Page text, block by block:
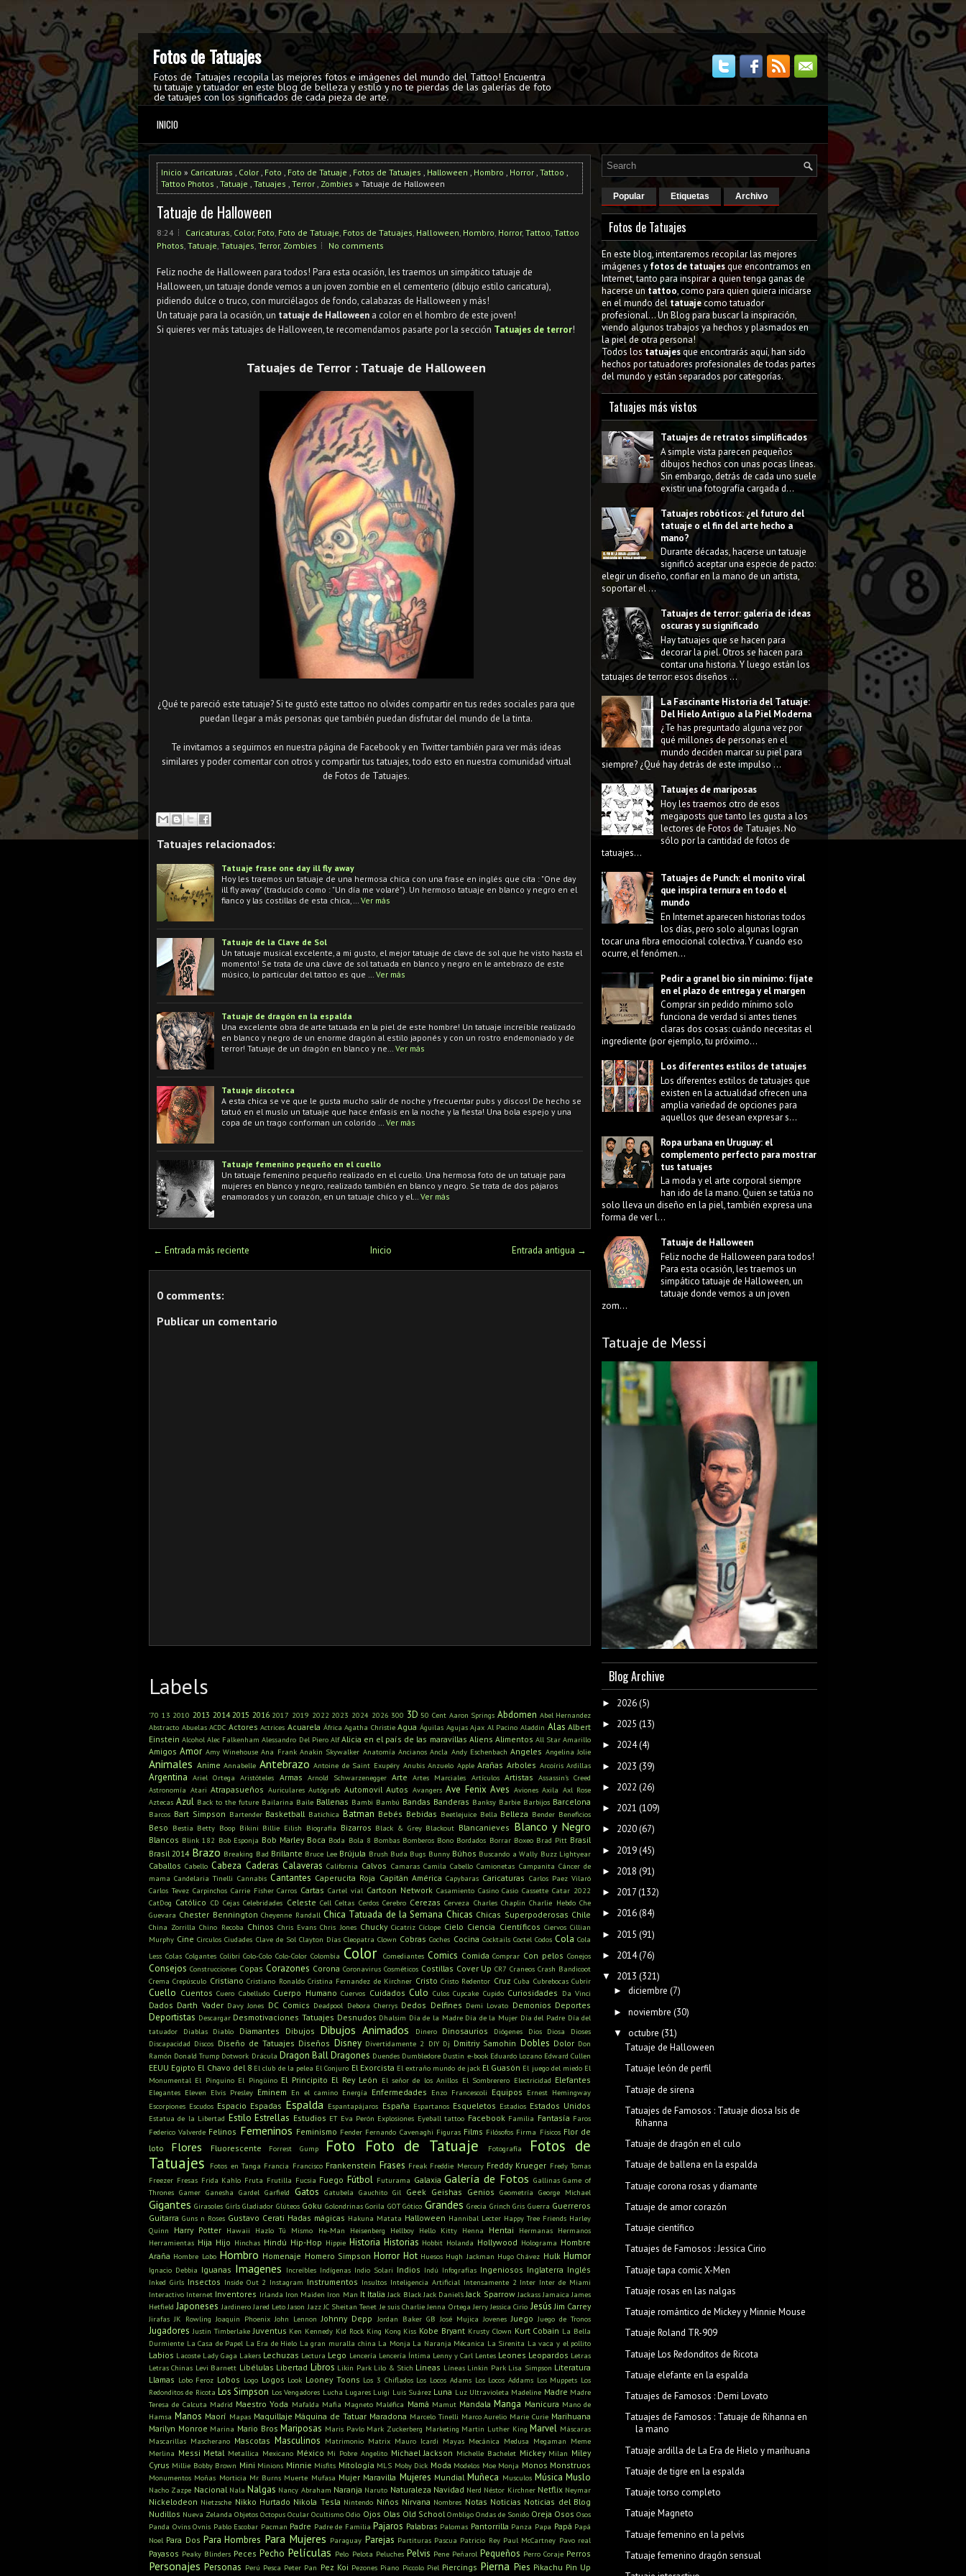
Fotos de Tatuajes
Fotos de Tatuajes recopila las mejores fotos e imágenes del mundo del Tattoo! Encuentra
tu tatuaje y tatuador en este blog de belleza y estilo y no te pierdas de las galerías de foto
de tatuajes con los significados de cada pieza de arte.
INICIO
Inicio » Caricaturas , Color , Foto , Foto de Tatuaje , Fotos de Tatuajes , Halloween , Hombro , Horror , Tattoo ,
Tattoo Photos , Tatuaje , Tatuajes , Terror , Zombies » Tatuaje de Halloween
Tatuaje de Halloween
8:24 Caricaturas, Color, Foto, Foto de Tatuaje, Fotos de Tatuajes, Halloween, Hombro, Horror, Tattoo, Tattoo
Photos, Tatuaje, Tatuajes, Terror, Zombies No comments
Feliz noche de Halloween para todos! Para esta ocasión, les traemos un simpático tatuaje de
Halloween, un tatuaje donde vemos a un joven zombie en el cementerio (dibujo estilo caricatura),
pidiendo dulce o truco, con murciélagos de fondo, calabazas de Halloween y más!
Un tatuaje para la ocasión, un tatuaje de Halloween a color en el hombro de este joven!
Si quieres ver más tatuajes de Halloween, te recomendamos pasarte por la sección Tatuajes de terror!
Tatuajes de Terror : Tatuaje de Halloween
¿Qué te pareció este tatuaje? Si te gustó este tattoo no olvides compartir en tus redes sociales para que
puedan llegar a más personas que también puedan disfrutar del mundo de la tinta.
Te invitamos a seguirnos en nuestra página de Facebook y en Twitter también para ver más ideas
similares y poder comentar con otros y compartir tus tatuajes, todo esto en nuestra comunidad virtual
de Fotos de Tatuajes.
Tatuajes relacionados:
Tatuaje frase one day ill fly away
Hoy les traemos un tatuaje de una hermosa chica con una frase en inglés que cita : "One day
ill fly away" (traducido como : "Un día me volaré"). Un hermoso tatuaje en blanco y negro en el
fianco y las costillas de esta chica,…
Ver más
Tatuaje de la Clave de Sol
Un tatuaje musical excelente, a mi gusto, el mejor tatuaje de clave de sol que he visto hasta el
momento! Se trata de una clave de sol tatuada en blanco y negro en le antebrazo de este
músico, lo particular del tattoo es que …
Ver más
Tatuaje de dragón en la espalda
Una excelente obra de arte tatuada en la piel de este hombre! Un tatuaje increíble realizado
en blanco y negro de un enorme dragón al estilo japonés y con un rostro endemoniado y de
terror! Tatuaje de un dragón en blanco y ne…
Ver más
Tatuaje discoteca
A esta chica se ve que le gusta mucho salir de noche y frecuentar pubs y discos! De hecho se
tatuó en el muslo un tatuaje que hace énfasis en la noche y la fiesta! Una bola espejo y una
copa de un trago conforman un colorido …
Ver más
Tatuaje femenino pequeño en el cuello
Un tatuaje femenino pequeño realizado en el cuello. Una hermosa foto de un tatuaje para
mujeres en blanco y negro, realizado también en blanco y negro. Se trata de dos pájaros
enamorados y un corazón, en un tatuaje chico y el…
Ver más
← Entrada más reciente Entrada antigua →
Inicio
0 comments:
Publicar un comentario
Labels
'70 13 2010 2013 2014 2015 2016 2017 2019 2022 2023 2024 2026 300 3D 50 Cent Aaron Springs Abdomen Abel Hernandez
Abstracto Abuelas ACDC Actores Actrices Acuarela África Agatha Christie Agua Águilas Agujas Ajax Al Pacino Aladdin Alas Albert
Einstein Alcohol Alec Falkenham Alessandro Del Piero Alf Alicia en el país de las maravillas Aliens Alimentos All Star Amarillo
Amigos Amor Amy Winehouse Ana Frank Anakin Skywalker Anatomía Ancianos Ancla Andy Eschenbach Angeles Angelina Jolie
Animales Anime Annabelle Antebrazo Antoine de Saint Exupéry Anubis Anzuelo Apple Arañas Arboles Arcoíris Ardillas
Argentina Ariel Ortega Aristóteles Armas Arnold Schwarzenegger Arte Artes Marciales Artículos Artistas Assassin's Creed
Astronomía Atari Atrapasueños Auriculares Autógrafo Automovil Autos Avangers Ave Fenix Aves Aviones Axila Axl Rose
Aztecas Azul Back to the future Bailarina Baile Ballenas Bambi Bambú Bandas Banderas Banksy Barbie Barbijos Barcelona
Barcos Bart Simpson Bartender Basketball Batichica Batman Bebés Bebidas Beetlejuice Bella Belleza Bender Beneficios
Beso Bestia Betty Boop Bikini Billie Eilish Biografía Bizarros Black & Grey Blackout Blancanieves Blanco y Negro
Blancos Blink 182 Bob Esponja Bob Marley Boca Boda Bola 8 Bombas Bomberos Bono Bordados Borrar Boxeo Brad Pitt Brasil
Brasil 2014 Brazo Breaking Bad Brillante Bruce Lee Brújula Brush Buda Bugs Bunny Búhos Buscando a Wally Buzz Lightyear
Caballos Cabello Cabeza Caderas Calaveras California Calvos Camaras Camila Cabello Camionetas Campanita Cáncer de
mama Candelaria Tinelli Cannabis Cantantes Caperucita Roja Capitán América Capybaras Caricaturas Carlos Paez Vilaró
Carlos Tevez Carpinchos Carrie Fisher Carros Cartas Cartel víal Cartoon Network Casamiento Casino Casio Cassette Catar 2022
CatDog Católico CD Cejas Celebridades Celeste Cell Celtas Cerdos Cerebro Cerezas Cerveza Charles Chaplin Charlie Hebdo Che
Guevara Chester Bennington Cheyenne Randall Chica Tatuada de la Semana Chicas Chicas Superpoderosas Chile
China Zorrilla Chino Recoba Chinos Chris Evans Chris Jones Chucky Cicatriz Cíclope Cielo Ciencia Científicos Ciervos Cillian
Murphy Cine Circulos Ciudades Clave de Sol Clayton Días Cleopatra Clown Cobras Coches Cocina Cocktails Coctel Codos Cola Cola
Less Colas Colgantes Colibrí Colo-Colo Colo-Color Colombia Color Comediantes Comics Comida Comprar Con pelos Conejos
Consejos Construcciones Copas Corazones Corona Coronavirus Cosméticos Costillas Cover Up CR7 Craneos Crash Bandicoot
Crema Crepúsculo Cristiano Cristiano Ronaldo Cristina Fernandez de Kirchner Cristo Cristo Redentor Cruz Cuba Cubrebocas Cubrir
Cuello Cuentos Cuero Cabelludo Cuerpo Humano Cuervos Cuidados Culo Culos Cupcake Cupido Curiosidades Da Vinci
Dados Darth Vader Davy Jones DC Comics Deadpool Debora Cherrys Dedos Delfines Demi Lovato Demonios Deportes
Deportistas Descargar Desmotivaciones Tatuajes Desnudos Dhalsim Día de la Madre Día de la Mujer Día del Padre Día del
tatuador
Diablas Diablo Diamantes Dibujos Dibujos Animados Dinero Dinosaurios Diógenes Dios Diosa
Dioses
Discapacidad Discos Diseño de Tatuajes Diseños Disney Divertidamente 2 DIY Dj Dmitriy Samohin Dobles Dolor Don
Ramón Donald Trump Dotwork Drácula Dragon BallDragones Duendes Dumbledore Dustin e-book Eduardo Lozano Edward Cullen
EEUU Egipto El Chavo del 8 El club de la pelea El Conjuro El Exorcista El extraño mundo de jack El Guasón El juego del miedo El
Monumental El Pinguino El Pingüino El Principito El Rey León El señor de los Anillos El Sombrerero Electricidad Elefantes
Elegantes Eleven Elvis Presley Eminem En el camino Energía Enfermedades Enzo Francescoli Equipos Ernest Hemingway
Escorpiones Escudos Espacio Espadas Espalda Espantapájaros España Espartanos Esqueletos Estadios Estados Unidos
Estatua de la Libertad Estilo Estrellas Estudios ET Eva Perón Explosiones Eyeball tattoo Facebook Familia Fantasía Faros
Federico Valverde Felinos Femeninos Feminismo Fender Fernando Cavenaghi Figuras Films Filósofos Firma Físicos Flor de
loto
Flores Fluorescente Forrest Gump Foto Foto de Tatuaje Fotografía
Fotos de
Tatuajes
Fotos en Tanga Francia Francisco Frankenstein Frases Freak Freddie Mercury Freddy Krueger Fredy Tomas
Freezer Fresas Frida Kahlo Fruta Frutilla Fucsia Fuego Fútbol Futurama Galaxia Galería de Fotos Gallinas Game of
Thrones Gamer Ganesha Gardel Garfield Gatos Gatubela Gauchito Gil Geek Geishas Genios Geometría George Michael
Gigantes Girasoles Girls Gladiador Glúteos Goku Golondrinas Gorila GOT Gótico Grandes Grecia Grinch Gris Guerra Guerreros
Guitarra Guns n Roses Gustavo Cerati Hadas mágicas Hakuna Matata Halloween Hannibal Lecter Happy Tree Friends Harley
Quinn
Harry Potter Hawaii Hazlo Tú Mismo He-Man Heisenberg Hellboy Hello Kitty Henna Hentai Hermanas Hermanos
Herramientas Hija Hijo Hinchas Hindú Hip-Hop Hippie Historia Historias Hobbit Holanda Hollywood Holograma Hombre
Araña Hombre Lobo Hombro Homenaje Homero Simpson Horror Hot Huesos Hugh Jackman Hugo Chávez Hulk Humor
Ignacio Debbia Iguanas Imagenes Increíbles Indígenas Indio Solari Indios Indú Infografías Ingeniosos Inglaterra Inglés
Inked Girls Insectos Inside Out 2 Instagram Instrumentos Insultos Inteligencia Artificial Intensamente 2 Inter Inter de Miami
Interactivo Internet Inventores Irlanda Iron Maiden Iron Man It Italia Jack Black Jack Daniel's Jack Sparrow Jackass Jamaica James
Hetfield Japoneses Jardinero Jared Leto Jason Jazz JC Sheitan Tenet Je suis Charlie Jenna Ortega Jerry Jessica Cirio Jesús Jim Carrey
Jirafas JK Rowling Joaquin Phoenix John Lennon Johnny Depp Jordan Baker GB José Mujica Jovenes Juego Juego de Tronos
Jugadores Justin Timberlake Juventus Ken Kennedy Kid Rock King Kong Kiss Kobe Bryant Krusty Clown Kurt Cobain La Bella
Durmiente La Casa de Papel La Era de Hielo La gran muralla china La Monja La Naranja Mécanica La Sirenita La vaca y el pollito
Labios Lacoste Lady Gaga Lakers Lechuzas Lectura Lego Lencería Lencería Íntima Lenny y Carl Lentes Leones Leopardos Letras
Letras Chinas Levi Barnett Libélulas Libertad Libros Likin Park Lilo & Stich Lineas Líneas Linkin Park Lisa Simpson Literatura
Llamas Lobo Feroz Lobos Logo Logos Look Looney Toons Los 3 Chiflados Los Locos Adams Los Locos Addams Los Muppets Los
Redonditos de Ricota Los Simpson Los Vengadores Lucha Lugares Luigi Luis Suárez Luna Luz Ultravioleta Madeline Madre Madre
Teresa de Calcuta Madrid Maestro Yoda Mafalda Mafia Magneto Maléfica Mamá Mamut Mandala Manga Manicura Mano de
Hamsa Manos Maorí Mapas Maquillaje Máquina de Tatuar Maradona Marcelo Tinelli Marco Aurelio Marie Curie Marihuana
Marilyn Monroe Marina Mario Bros Mariposas Maris Pavlo Mark Zuckerberg Marketing Martin Luther King Marvel Máscaras
Mascarillas Mascherano Mascotas Masculinos Matrimonio Matrix Mauro Icardi Mayas Mecánica Medusa Megaman Meme
Merlina Messi Metal Metallica Mexicano México Mi Pobre Angelito Michael Jackson Michelle Bachelet Mickey Milan Miley
Cyrus Millie Bobby Brown Mini Minions Minnie Misfits Mitología MLS Moby Dick Moda Modelos Moe Monja Monos Monstruos
Monumentos Moñas Morticia Mr Burns Muerte Mufasa Mujer Maravilla Mujeres Mundial Muñeca Musculos Música Muslo
Nacho Zazpe Nacional Nala Nalgas Nancy Abraham Naranja Naruto Naturaleza Navidad Nerd Néstor Kirchner Netflix Neymar
Nickelodeon Nietzsche Nikko Hurtado Nikola Tesla Nintendo Niños Nirvana Nombres Notas Noticias Noticias del Blog
Nudillos Nueva Zelanda Objetos Octopus Ocular Ocultismo Odio Ojos Olas Old School Ombligo Ondas de Sonido Oreja Osos Osos
Panda Ovins Ovnis Pablo Escobar Pacman Padre Padre de Familia Pajaros Palabras Palomas Pantorrilla Panza Papa Papá Papá
Noel Para Dos Para Hombres Para Mujeres Paraguay Parejas Partituras Pascua Patricio Rey Paul McCartney Pavo real
Payasos Peaky Blinders Peces Pecho Películas Pelo Pelota Peluches Pelvis Pene Peñarol Pequeños Perro Coraje Perros
Personajes Personas Perú Pesca Peter Pan Pez Koi Pezones Piano Piccolo Piel Piercings Pierna Pies Pikachu Pin Up
Popular Etiquetas Archivo
Fotos de Tatuajes
En este blog, intentaremos recopilar las mejores
imágenes y fotos de tatuajesque encontramos en
Internet, tanto para inspirar a quien tenga ganas de
hacerse un tattoo, como para quien quiera iniciarse
en el mundo del tatuajecomo tatuador
profesional... Un Blog para buscar la inspiración,
viendo algunos trabajos ya hechos y plasmados en
la piel de otra persona!
Todos los tatuajesque encontrarás aquí, han sido
hechos por tatuadores profesionales de todas partes
del mundo y están separados por categorías.
Tatuajes más vistos
Tatuajes de retratos simplificados
A simple vista parecen pequeños
dibujos hechos con unas pocas líneas.
Sin embargo, detrás de cada uno suele
existir una fotografía cargada d...
Tatuajes robóticos: ¿el futuro del
tatuaje o el fin del arte hecho a
mano?
Durante décadas, hacerse un tatuaje
significó aceptar una especie de pacto:
elegir un diseño, confiar en la mano de un artista,
soportar el ...
Tatuajes de terror: galería de ideas
oscuras y su significado
Hay tatuajes que se hacen para
decorar la piel. Otros se hacen para
contar una historia. Y luego están los
tatuajes de terror: esos diseños ...
La Fascinante Historia del Tatuaje:
Del Hielo Antiguo a la Piel Moderna
¿Te has preguntado alguna vez por
qué millones de personas en el
mundo deciden marcar su piel para
siempre? ¿Qué hay detrás de este impulso ...
Tatuajes de mariposas
Hoy les traemos otro de esos
megaposts que tanto les gusta a los
lectores de Fotos de Tatuajes. No
sólo por la cantidad de fotos de
tatuajes...
Tatuajes de Punch: el monito viral
que inspira ternura en todo el
mundo
En Internet aparecen historias todos
los días, pero solo algunas logran
tocar una fibra emocional colectiva. Y cuando eso
ocurre, el fenómen...
Pedir a granel bio sin mínimo: fíjate
en el plazo de entrega y el margen
Comprar sin pedido mínimo solo
funciona de verdad si antes tienes
claras dos cosas: cuándo necesitas el
ingrediente (por ejemplo, tu próximo...
Los diferentes estilos de tatuajes
Los diferentes estilos de tatuajes que
existen en la actualidad ofrecen una
amplia variedad de opciones para
aquellos que desean expresar s...
Ropa urbana en Uruguay: el
complemento perfecto para mostrar
tus tatuajes
La moda y el arte corporal siempre
han ido de la mano. Quien se tatúa no
solo lleva un diseño en la piel, también expresa una
forma de ver l...
Tatuaje de Halloween
Feliz noche de Halloween para todos!
Para esta ocasión, les traemos un
simpático tatuaje de Halloween, un
tatuaje donde vemos a un joven
zom...
Tatuaje de Messi
Blog Archive
► 2026(5)
► 2025 (13)
► 2024(4)
► 2023 (39)
► 2022 (26)
► 2021 (109)
► 2020(67)
► 2019(45)
► 2018 (91)
► 2017(132)
► 2016(84)
► 2015 (91)
► 2014(76)
▼ 2013 (321)
► diciembre (7)
► noviembre (30)
▼ octubre (31)
Tatuaje de Halloween
Tatuaje león de perfil
Tatuaje de sirena
Tatuajes de Famosos : Tatuaje diosa Isis de
Rihanna
Tatuaje de dragón en el culo
Tatuaje de ballena en la espalda
Tatuaje corona rosas y diamante
Tatuaje de amor corazón
Tatuaje científico
Tatuajes de Famosos : Jessica Cirio
Tatuaje tapa comic X-Men
Tatuaje rosas en las nalgas
Tatuaje romántico de Mickey y Minnie Mouse
Tatuaje Roland TR-909
Tatuaje Los Redonditos de Ricota
Tatuaje elefante en la espalda
Tatuajes de Famosos : Demi Lovato
Tatuajes de Famosos : Tatuaje de Rihanna en
la mano
Tatuaje ardilla de La Era de Hielo y marihuana
Tatuaje de tigre en la espalda
Tatuaje torso completo
Tatuaje Magneto
Tatuaje femenino en la pelvis
Tatuaje femenino dragón sensual